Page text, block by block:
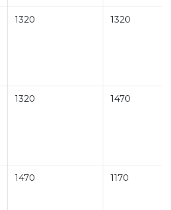
1320 1320
1320 1470
1470 1170